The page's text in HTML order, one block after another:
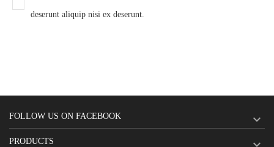
deserunt aliquip nisi ex deserunt.
FOLLOW US ON FACEBOOK 
PRODUCTS